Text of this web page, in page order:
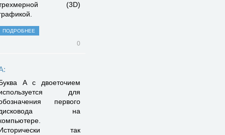
(3D)
ПОДРОБНЕЕ
0
А с двоеточием
для
первого
на
так